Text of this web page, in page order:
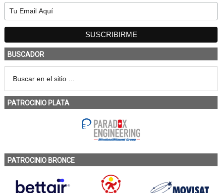
BUSCADOR
PATROCINIO PLATA
PATROCINIO BRONCE